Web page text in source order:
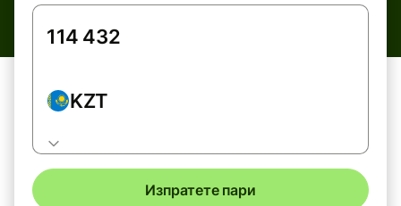
KZT
Изпратете пари